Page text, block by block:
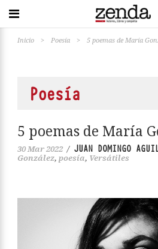
Inicio > Poesía > 5 poemas de María
Poesía
5 poemas de María
30 Mar 2022 / JUAN DOMINGO
González, poesía, Versátiles